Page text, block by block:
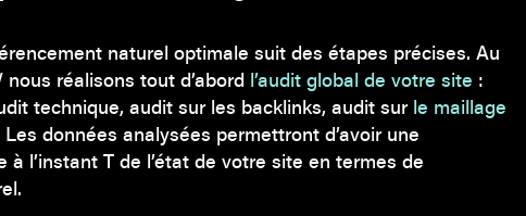
naturel optimale suit des étapes précises. Au
nous réalisons tout d’abord l’audit global de votre site :
technique, audit sur les backlinks, audit sur le maillage
données analysées permettront d’avoir une
à l’instant T de l’état de votre site en termes de